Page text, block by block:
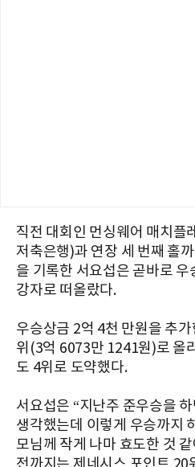
직전 대회인 먼싱웨어 매치플
저축은행)과 연장 세 번째 홀
을 기록한 서요섭은 곧바로 우
강자로 떠올랐다.
우승상금 2억 4천 만원을 추
위(3억 6073만 1241원)로 올
도 4위로 도약했다.
서요섭은 “지난주 준우승을 하
생각했는데 이렇게 우승까지
모님께 작게 나마 효도한 것